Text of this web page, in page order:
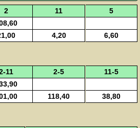
2 11
5
4,20 6,60
11 2-5
11-5
118,40 38,80